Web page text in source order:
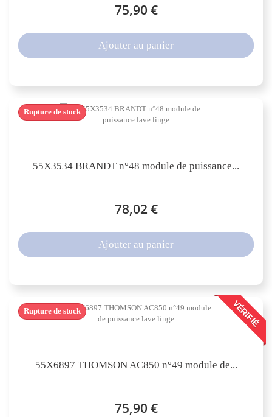
75,90 €
Ajouter au panier
55X3534 BRANDT n°48 module de puissance...
78,02 €
Rupture de stock
Ajouter au panier
VÉRIFIÉ
55X6897 THOMSON AC850 n°49 module de...
75,90 €
Rupture de stock